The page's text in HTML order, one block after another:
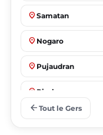
place Samatan
place Nogaro
place Pujaudran
place Riscle
arrow_back Tout le Gers